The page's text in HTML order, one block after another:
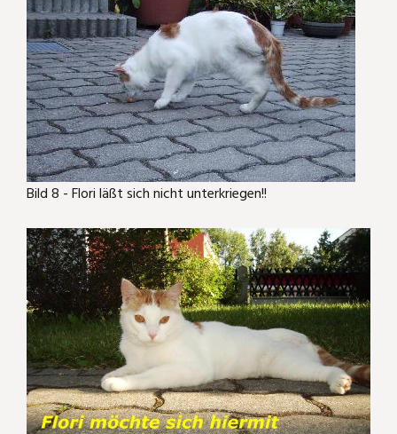
Bild 8 - Flori läßt sich nicht unterkriegen!!